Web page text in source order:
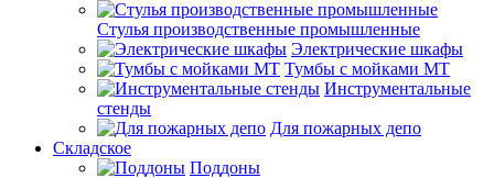
Стулья производственные промышленные
Электрические шкафы
Тумбы с мойками МТ
Инструментальные
стенды
Для пожарных депо
Складское
Поддоны